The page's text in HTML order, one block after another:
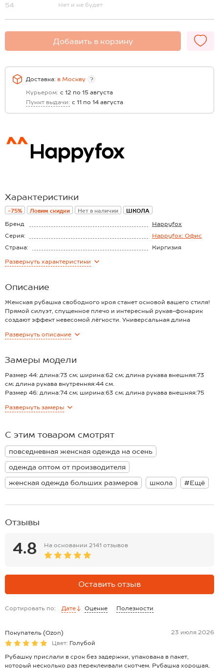
54 Нет и не будет
Добавить в корзину
Доставка: в Москву
?
Курьером: с 12 по 15 августа
Пункт выдачи: с 11 по 14 августа
Характеристики
-75% Ловим скидки Нет в наличии ШКОЛА
Бренд
Happyfox
Серия:
Happyfox: Офис
Страна:
Киргизия
Состав:
Развернуть характеристики
Описание
Женская рубашка свободного кроя станет основой вашего стиля!
Прямой силуэт, спущенное плечо и интересный рукав-фонарик
создают эффект невесомой лёгкости. Универсальная длина
навыпуск.
хлопка;
— свободный крой, подходящий для любого типа фигуры;
— универсальность однотонного варианта для создания разных
образов;
моделей.
Развернуть описание
Замеры модели
Размер 44: длина:73 см; ширина:62 см; длина рукава внешняя:73
см; длина рукава внутренняя:44 см.
Размер 46: длина:74 см; ширина:63 см; длина рукава внешняя:75
Размер 48: длина:77 см; ширина:64 см; длина рукава внешняя:76
см; длина рукава внутренняя:46 см.
Размер 52: длина:80 см; ширина:67 см; длина рукава внешняя:79
см; длина рукава внутренняя:47 см.
Размер 54: длина:82 см; ширина:68 см; длина рукава внешняя:80
см; длина рукава внутренняя:48 см.
*замеры выборочные, могут незначительно отличаться.
Развернуть замеры
С этим товаром смотрят
повседневная женская одежда на осень
одежда оптом от производителя
женская одежда больших размеров
школа #Ещё
Отзывы
4.8 На основании 2141 отзывов
Оставить отзыв
Сортировать по: Дате Оценке Полезности
Покупатель (Ozon)
23 июля 2026
Цвет: Голубой
Рубашку прислали в срок без задержки, упакована в пакет,
который несколько раз переклеивали скотчем. Рубашка хорошая,